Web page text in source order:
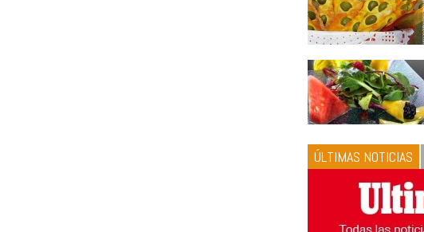
ÚLTIMAS NOTICIAS